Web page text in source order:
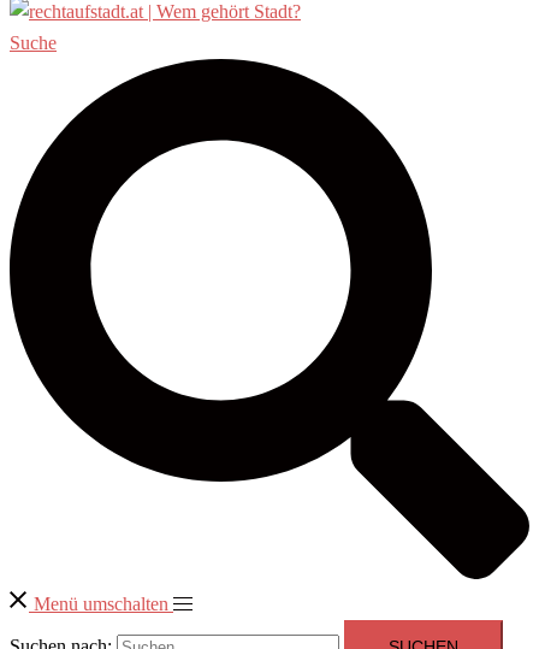
Suche
Menü umschalten